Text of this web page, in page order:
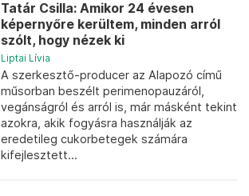
Tatár Csilla: Amikor 24 évesen
képernyőre kerültem, minden arról
szólt, hogy nézek ki
Liptai Lívia
A szerkesztő-producer az Alapozó című
műsorban beszélt perimenopauzáról,
vegánságról és arról is, már másként tekint
azokra, akik fogyásra használják az
eredetileg cukorbetegek számára
kifejlesztett...